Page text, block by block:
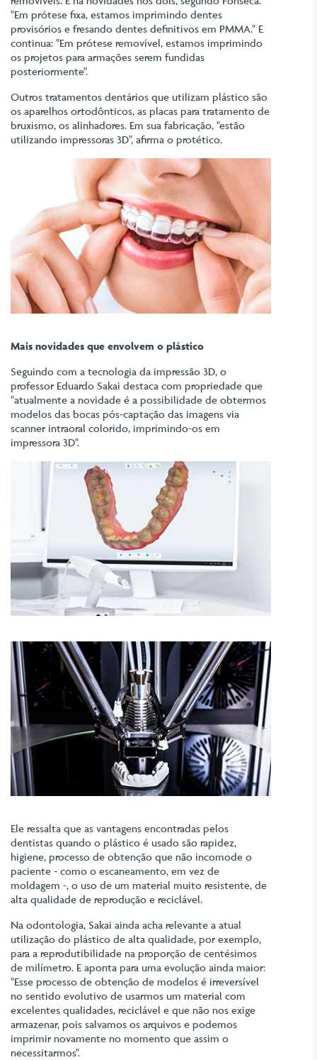
"Em prótese fixa, estamos imprimindo dentes
provisórios e fresando dentes definitivos em PMMA." E
continua: "Em prótese removível, estamos imprimindo
os projetos para armações serem fundidas
posteriormente".
Outros tratamentos dentários que utilizam plástico são
os aparelhos ortodônticos, as placas para tratamento de
bruxismo, os alinhadores. Em sua fabricação, "estão
utilizando impressoras 3D", afirma o protético.
Mais novidades que envolvem o plástico
Seguindo com a tecnologia da impressão 3D, o
professor Eduardo Sakai destaca com propriedade que
"atualmente a novidade é a possibilidade de obtermos
modelos das bocas pós-captação das imagens via
scanner intraoral colorido, imprimindo-os em
impressora 3D".
Ele ressalta que as vantagens encontradas pelos
dentistas quando o plástico é usado são rapidez,
higiene, processo de obtenção que não incomode o
paciente - como o escaneamento, em vez de
moldagem -, o uso de um material muito resistente, de
alta qualidade de reprodução e reciclável.
Na odontologia, Sakai ainda acha relevante a atual
utilização do plástico de alta qualidade, por exemplo,
para a reprodutibilidade na proporção de centésimos
de milímetro. E aponta para uma evolução ainda maior:
"Esse processo de obtenção de modelos é irreversível
no sentido evolutivo de usarmos um material com
excelentes qualidades, reciclável e que não nos exige
armazenar, pois salvamos os arquivos e podemos
imprimir novamente no momento que assim o
necessitarmos".